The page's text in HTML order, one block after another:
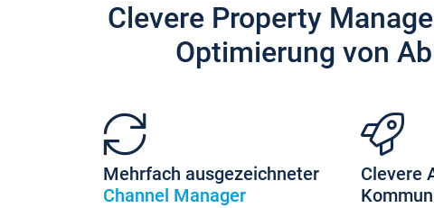
Clevere Property
Optimierung von
Mehrfach ausgezeichneter
Channel Manager
Clevere